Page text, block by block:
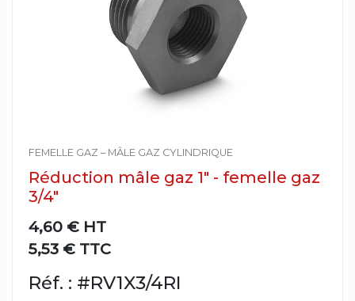
FEMELLE GAZ – MÂLE GAZ CYLINDRIQUE
Réduction mâle gaz 1" - femelle gaz
3/4"
4,60 € HT
5,53 € TTC
Réf. : #RV1X3/4RI